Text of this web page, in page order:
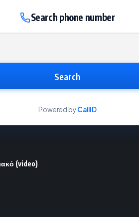
Search phone number
Search
Powered byCallID
(video)